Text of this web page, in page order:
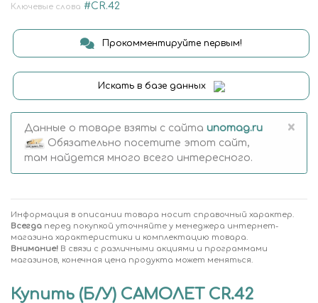
Ключевые слова #CR.42
Прокомментируйте первым!
Искать в базе данных
Данные о товаре взяты с сайта unomag.ru
Обязательно посетите этот сайт,
там найдется много всего интересного.
×
Информация в описании товара носит справочный характер.
Всегда перед покупкой уточняйте у менеджера интернет-
магазина характеристики и комплектацию товара.
Внимание! В связи с различными акциями и программами
магазинов, конечная цена продукта может меняться.
Купить (Б/У) САМОЛЕТ CR.42